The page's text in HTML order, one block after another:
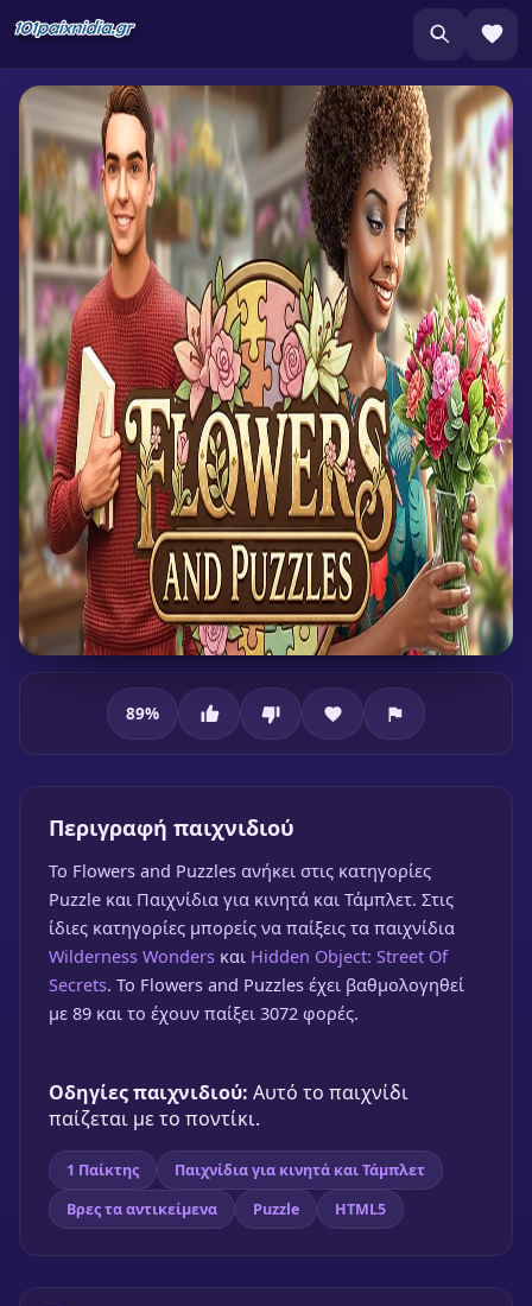
Flowers and Puzzles
🎮 1 Παίκτης
Παίξε δωρεάν
89%
Περιγραφή παιχνιδιού
To Flowers and Puzzles ανήκει στις κατηγορίες
Puzzle και Παιχνίδια για κινητά και Τάμπλετ. Στις
ίδιες κατηγορίες μπορείς να παίξεις τα παιχνίδια
Wilderness Wonders και Hidden Object: Street Of
Secrets. Το Flowers and Puzzles έχει βαθμολογηθεί
με 89 και το έχουν παίξει 3072 φορές.
Οδηγίες παιχνιδιού: Αυτό το παιχνίδι
παίζεται με το ποντίκι.
1 Παίκτης
Παιχνίδια για κινητά και Τάμπλετ
Βρες τα αντικείμενα
Puzzle HTML5